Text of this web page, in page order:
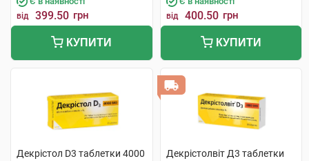
від 399.50 грн
КУПИТИ
від 400.50 грн
КУПИТИ
Декрістол D3 таблетки 4000
Декрістолвіт Д3 таблетки